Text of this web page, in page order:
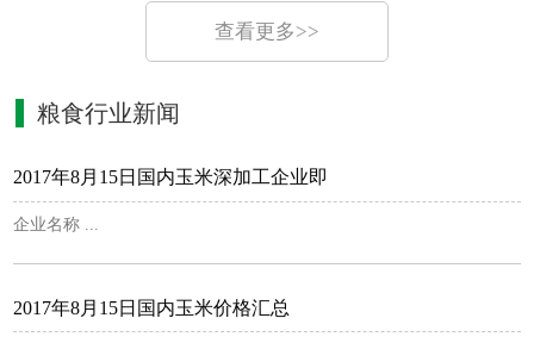
查看更多>>
粮食行业新闻
2017年8月15日国内玉米深加工企业即
企业名称 ...
2017年8月15日国内玉米价格汇总